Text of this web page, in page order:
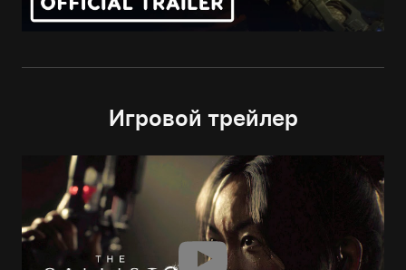
Игровой трейлер